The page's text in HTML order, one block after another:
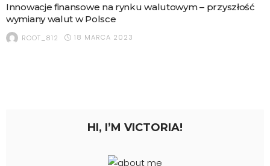
Innowacje finansowe na rynku walutowym – przyszłość
wymiany walut w Polsce
ROOT_812 18 MARCA 2023
HI, I’M VICTORIA!